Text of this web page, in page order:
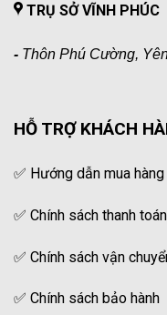
TRỤ SỞ VĨNH PHÚC
- Thôn Phú Cường,
HỖ TRỢ KHÁCH
✅ Hướng dẫn mua hàng
✅ Chính sách thanh toán
✅ Chính sách vận
✅ Chính sách bảo hành